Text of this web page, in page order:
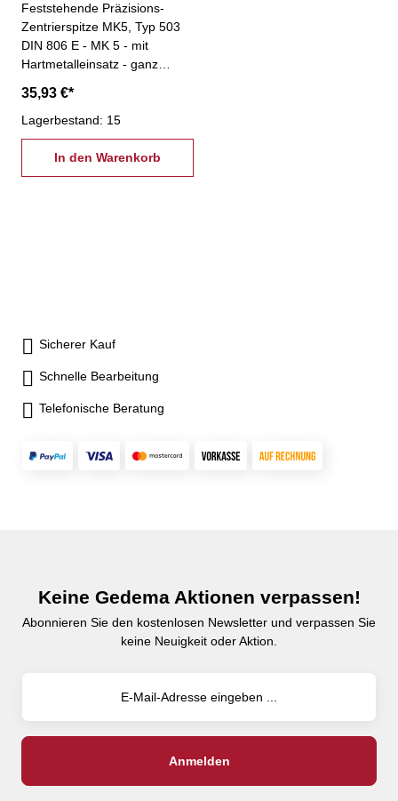
Feststehende Präzisions-
Zentrierspitze MK5, Typ 503
DIN 806 E - MK 5 - mit
Hartmetalleinsatz - ganz
35,93 €*
Lagerbestand: 15
In den Warenkorb
Sicherer Kauf
Schnelle Bearbeitung
Telefonische Beratung
Keine Gedema Aktionen verpassen!
Abonnieren Sie den kostenlosen Newsletter und verpassen Sie
keine Neuigkeit oder Aktion.